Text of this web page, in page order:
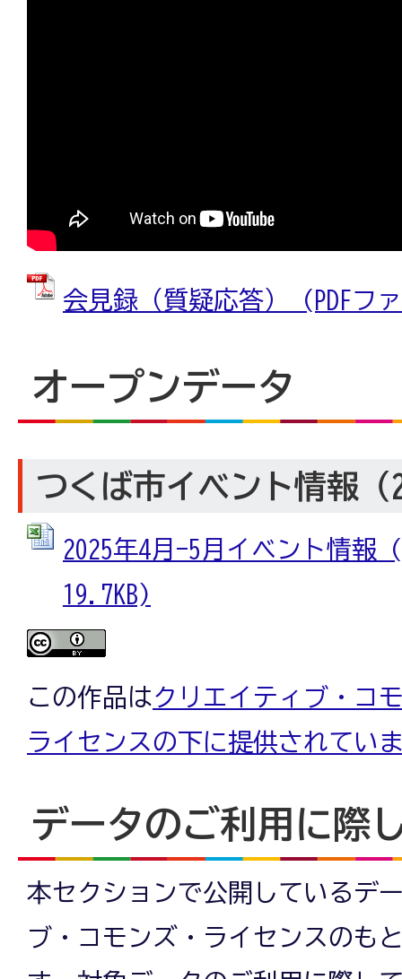
会見録（質疑応答） (PDFフ
オープンデータ
つくば市イベント情報（
2025年4月-5月イベント情報
19.7KB)
この作品はクリエイティブ・コ
ライセンスの下に提供されてい
データのご利用に際
本セクションで公開しているデ
ブ・コモンズ・ライセンスのも